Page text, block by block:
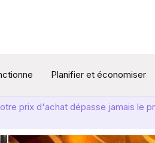
Planifier et économiser
prix d'achat dépasse jamais le